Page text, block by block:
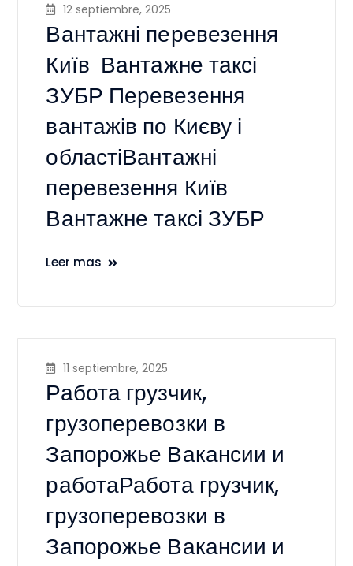
12 septiembre, 2025
Вантажні перевезення
Київ ️ Вантажне таксі
ЗУБР Перевезення
вантажів по Києву і
областіВантажні
перевезення Київ ️
Вантажне таксі ЗУБР
Leer mas
11 septiembre, 2025
Работа грузчик,
грузоперевозки в
Запорожье Вакансии и
работаРабота грузчик,
грузоперевозки в
Запорожье Вакансии и